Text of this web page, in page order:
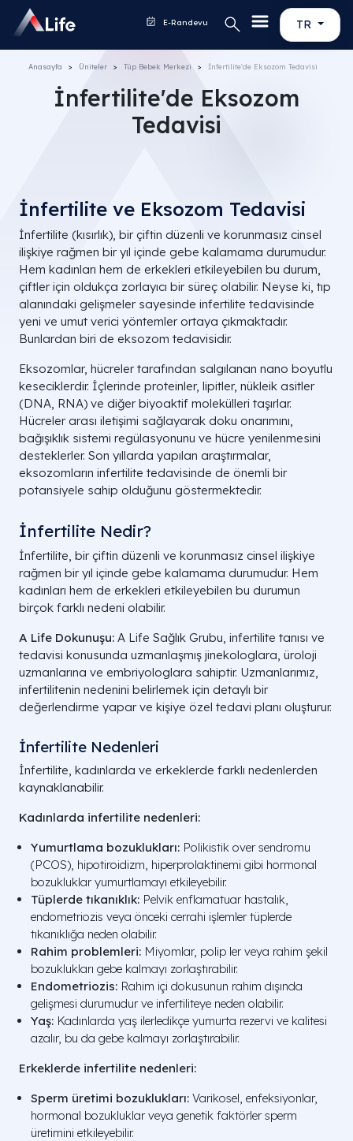
TR
E-Randevu
Anasayfa Üniteler Tüp Bebek Merkezi İnfertilite'de Eksozom Tedavisi
İnfertilite'de Eksozom
Tedavisi
İnfertilite ve Eksozom Tedavisi
İnfertilite (kısırlık), bir çiftin düzenli ve korunmasız cinsel
ilişkiye rağmen bir yıl içinde gebe kalamama durumudur.
Hem kadınları hem de erkekleri etkileyebilen bu durum,
çiftler için oldukça zorlayıcı bir süreç olabilir. Neyse ki, tıp
alanındaki gelişmeler sayesinde infertilite tedavisinde
yeni ve umut verici yöntemler ortaya çıkmaktadır.
Bunlardan biri de eksozom tedavisidir.
Eksozomlar, hücreler tarafından salgılanan nano boyutlu
keseciklerdir. İçlerinde proteinler, lipitler, nükleik asitler
(DNA, RNA) ve diğer biyoaktif molekülleri taşırlar.
Hücreler arası iletişimi sağlayarak doku onarımını,
bağışıklık sistemi regülasyonunu ve hücre yenilenmesini
desteklerler. Son yıllarda yapılan araştırmalar,
eksozomların infertilite tedavisinde de önemli bir
potansiyele sahip olduğunu göstermektedir.
İnfertilite Nedir?
İnfertilite, bir çiftin düzenli ve korunmasız cinsel ilişkiye
rağmen bir yıl içinde gebe kalamama durumudur. Hem
kadınları hem de erkekleri etkileyebilen bu durumun
birçok farklı nedeni olabilir.
A Life Dokunuşu: A Life Sağlık Grubu, infertilite tanısı ve
tedavisi konusunda uzmanlaşmış jinekologlara, üroloji
uzmanlarına ve embriyologlara sahiptir. Uzmanlarımız,
infertilitenin nedenini belirlemek için detaylı bir
değerlendirme yapar ve kişiye özel tedavi planı oluşturur.
İnfertilite Nedenleri
İnfertilite, kadınlarda ve erkeklerde farklı nedenlerden
kaynaklanabilir.
Kadınlarda infertilite nedenleri:
Yumurtlama bozuklukları: Polikistik over sendromu
(PCOS), hipotiroidizm, hiperprolaktinemi gibi hormonal
bozukluklar yumurtlamayı etkileyebilir.
Tüplerde tıkanıklık: Pelvik enflamatuar hastalık,
endometriozis veya önceki cerrahi işlemler tüplerde
tıkanıklığa neden olabilir.
Rahim problemleri: Miyomlar, polip ler veya rahim şekil
bozuklukları gebe kalmayı zorlaştırabilir.
Endometriozis: Rahim içi dokusunun rahim dışında
gelişmesi durumudur ve infertiliteye neden olabilir.
Yaş: Kadınlarda yaş ilerledikçe yumurta rezervi ve kalitesi
azalır, bu da gebe kalmayı zorlaştırabilir.
Erkeklerde infertilite nedenleri:
Sperm üretimi bozuklukları: Varikosel, enfeksiyonlar,
hormonal bozukluklar veya genetik faktörler sperm
üretimini etkileyebilir.